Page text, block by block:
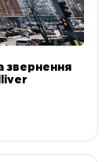
звернення